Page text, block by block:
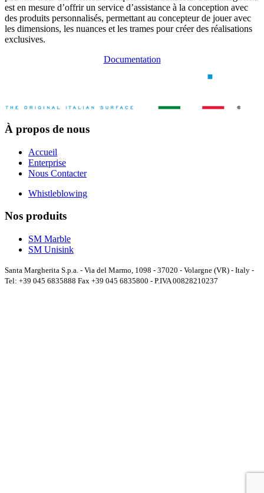
est en mesure d’offrir un service d’assistance à la conception avec
des produits personnalisés, permettant au concepteur de jouer avec
les dimensions, les nuances et les trames pour créer des réalisations
exclusives.
Documentation
À propos de nous
Accueil
Enterprise
Nous Contacter
Whistleblowing
Nos produits
SM Marble
SM Unisink
Santa Margherita S.p.a. - Via del Marmo, 1098 - 37020 - Volargne (VR) - Italy -
Tel: +39 045 6835888 Fax +39 045 6835800 - P.IVA 00828210237